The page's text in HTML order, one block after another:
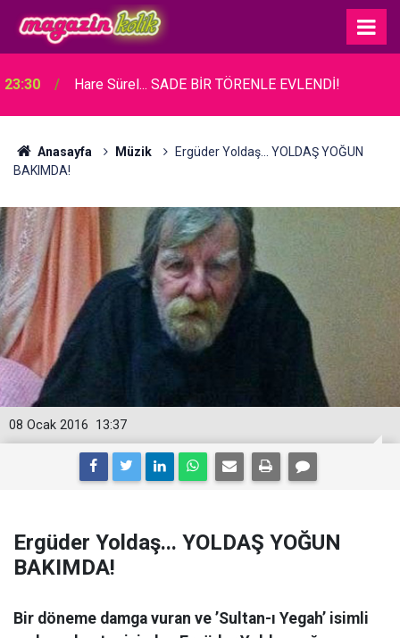
23:30 Hare Sürel... SADE BİR TÖRENLE EVLENDİ!
Anasayfa Müzik
Ergüder Yoldaş... YOLDAŞ YOĞUN
BAKIMDA!
13:37
08 Ocak 2016
Ergüder Yoldaş... YOLDAŞ YOĞUN
BAKIMDA!
Bir döneme damga vuran ve ’Sultan-ı Yegah’ isimli